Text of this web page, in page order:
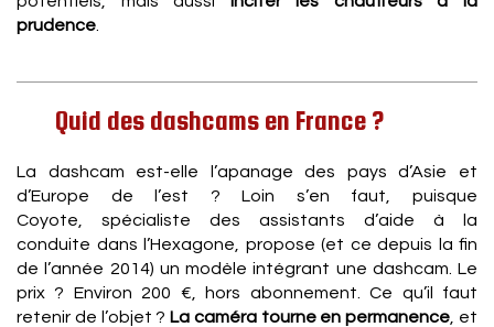
prudence
Quid des dashcams en France ?
La dashcam est-elle l’apanage des pays d’Asie et
d’Europe de l’est ? Loin s’en faut, puisque
Coyote, spécialiste des assistants d’aide à la
conduite dans l’Hexagone, propose (et ce depuis la fin
de l’année 2014) un modèle intégrant une dashcam. Le
prix ? Environ 200 €, hors abonnement. Ce qu’il faut
retenir de l’objet ? La caméra tourne en permanence , et